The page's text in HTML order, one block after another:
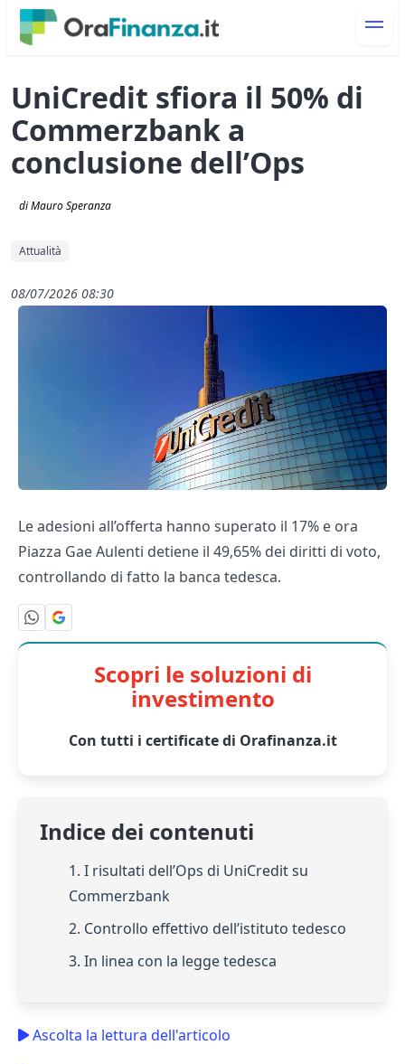
UniCredit sfiora il 50% di
Commerzbank a
conclusione dell’Ops
di Mauro Speranza
Attualità
08/07/2026 08:30
Le adesioni all’offerta hanno superato il 17% e ora
Piazza Gae Aulenti detiene il 49,65% dei diritti di voto,
controllando di fatto la banca tedesca.
Scopri le soluzioni di
investimento
Con tutti i certificate di Orafinanza.it
Indice dei contenuti
1. I risultati dell’Ops di UniCredit su
Commerzbank
2. Controllo effettivo dell’istituto tedesco
3. In linea con la legge tedesca
Ascolta la lettura dell'articolo